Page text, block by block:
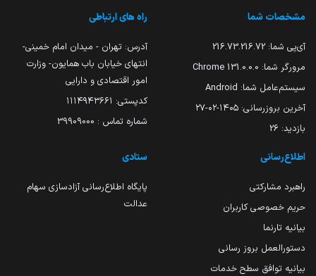
مشخصات شما
آی‌پی شما: 216.73.216.72
مرورگر شما: 131.0.0.0 Chrome
سیستم‌عامل شما: Android
آخرین بروزرسانی: ۱۴۰۵-۰۲-۲۷
بازدید: 26
راه های ارتباطی
آدرس: تهران - میدان امام خمینی-
انتهای خیابان باب همایون- وزارت
امور اقتصادی و دارایی
کدپستی: ۱۱۱۴۹۴۳۶۶۱
شماره تماس : 39909000
اطلاع‌رسانی
راهبرد مشارکتی
حریم خصوصی کاربران
بیانیه تارنما
دستورالعمل بروز رسانی
بیانیه توافق سطح خدمات
ستادی
پایگاه اطلاع‌رسانی آزادسازی سهام
عدالت